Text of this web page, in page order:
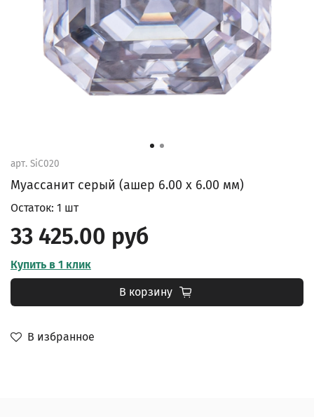
арт. SiC020
Муассанит серый (ашер 6.00 х 6.00 мм)
В избранное
Остаток: 1 шт
33 425.00 руб
Купить в 1 клик
В корзину